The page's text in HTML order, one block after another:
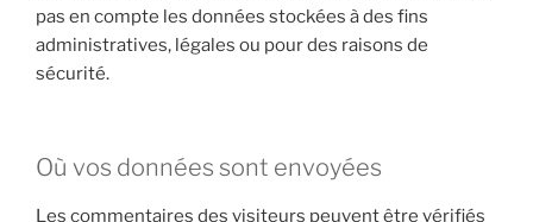
pas en compte les données stockées à des fins
administratives, légales ou pour des raisons de
sécurité.
Où vos données sont envoyées
Les commentaires des visiteurs peuvent être vérifiés